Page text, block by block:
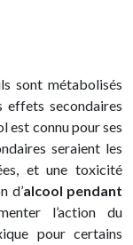
sont métabolisés
effets secondaires
est connu pour ses
seraient les
et une toxicité
d’alcool pendant
l’action du
pour certains